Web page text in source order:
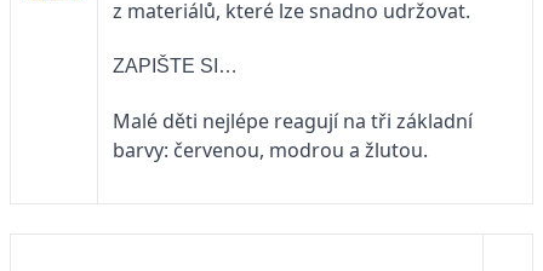
z materiálů, které lze snadno udržovat.
ZAPIŠTE SI…
Malé děti nejlépe reagují na tři základní
barvy: červenou, modrou a žlutou.